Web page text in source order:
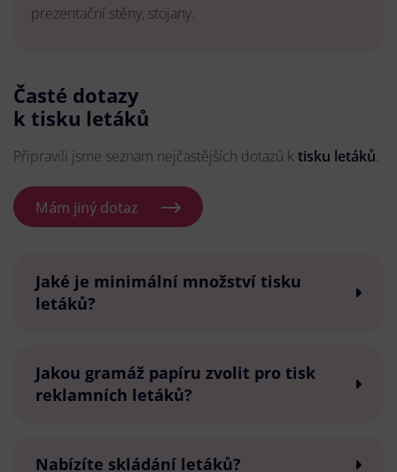
prezentační stěny, stojany.
Časté dotazy
k tisku letáků
Připravili jsme seznam nejčastějších dotazů k tisku letáků.
Mám jiný dotaz
Jaké je minimální množství tisku
letáků?
Jakou gramáž papíru zvolit pro tisk
reklamních letáků?
Nabízíte skládání letáků?